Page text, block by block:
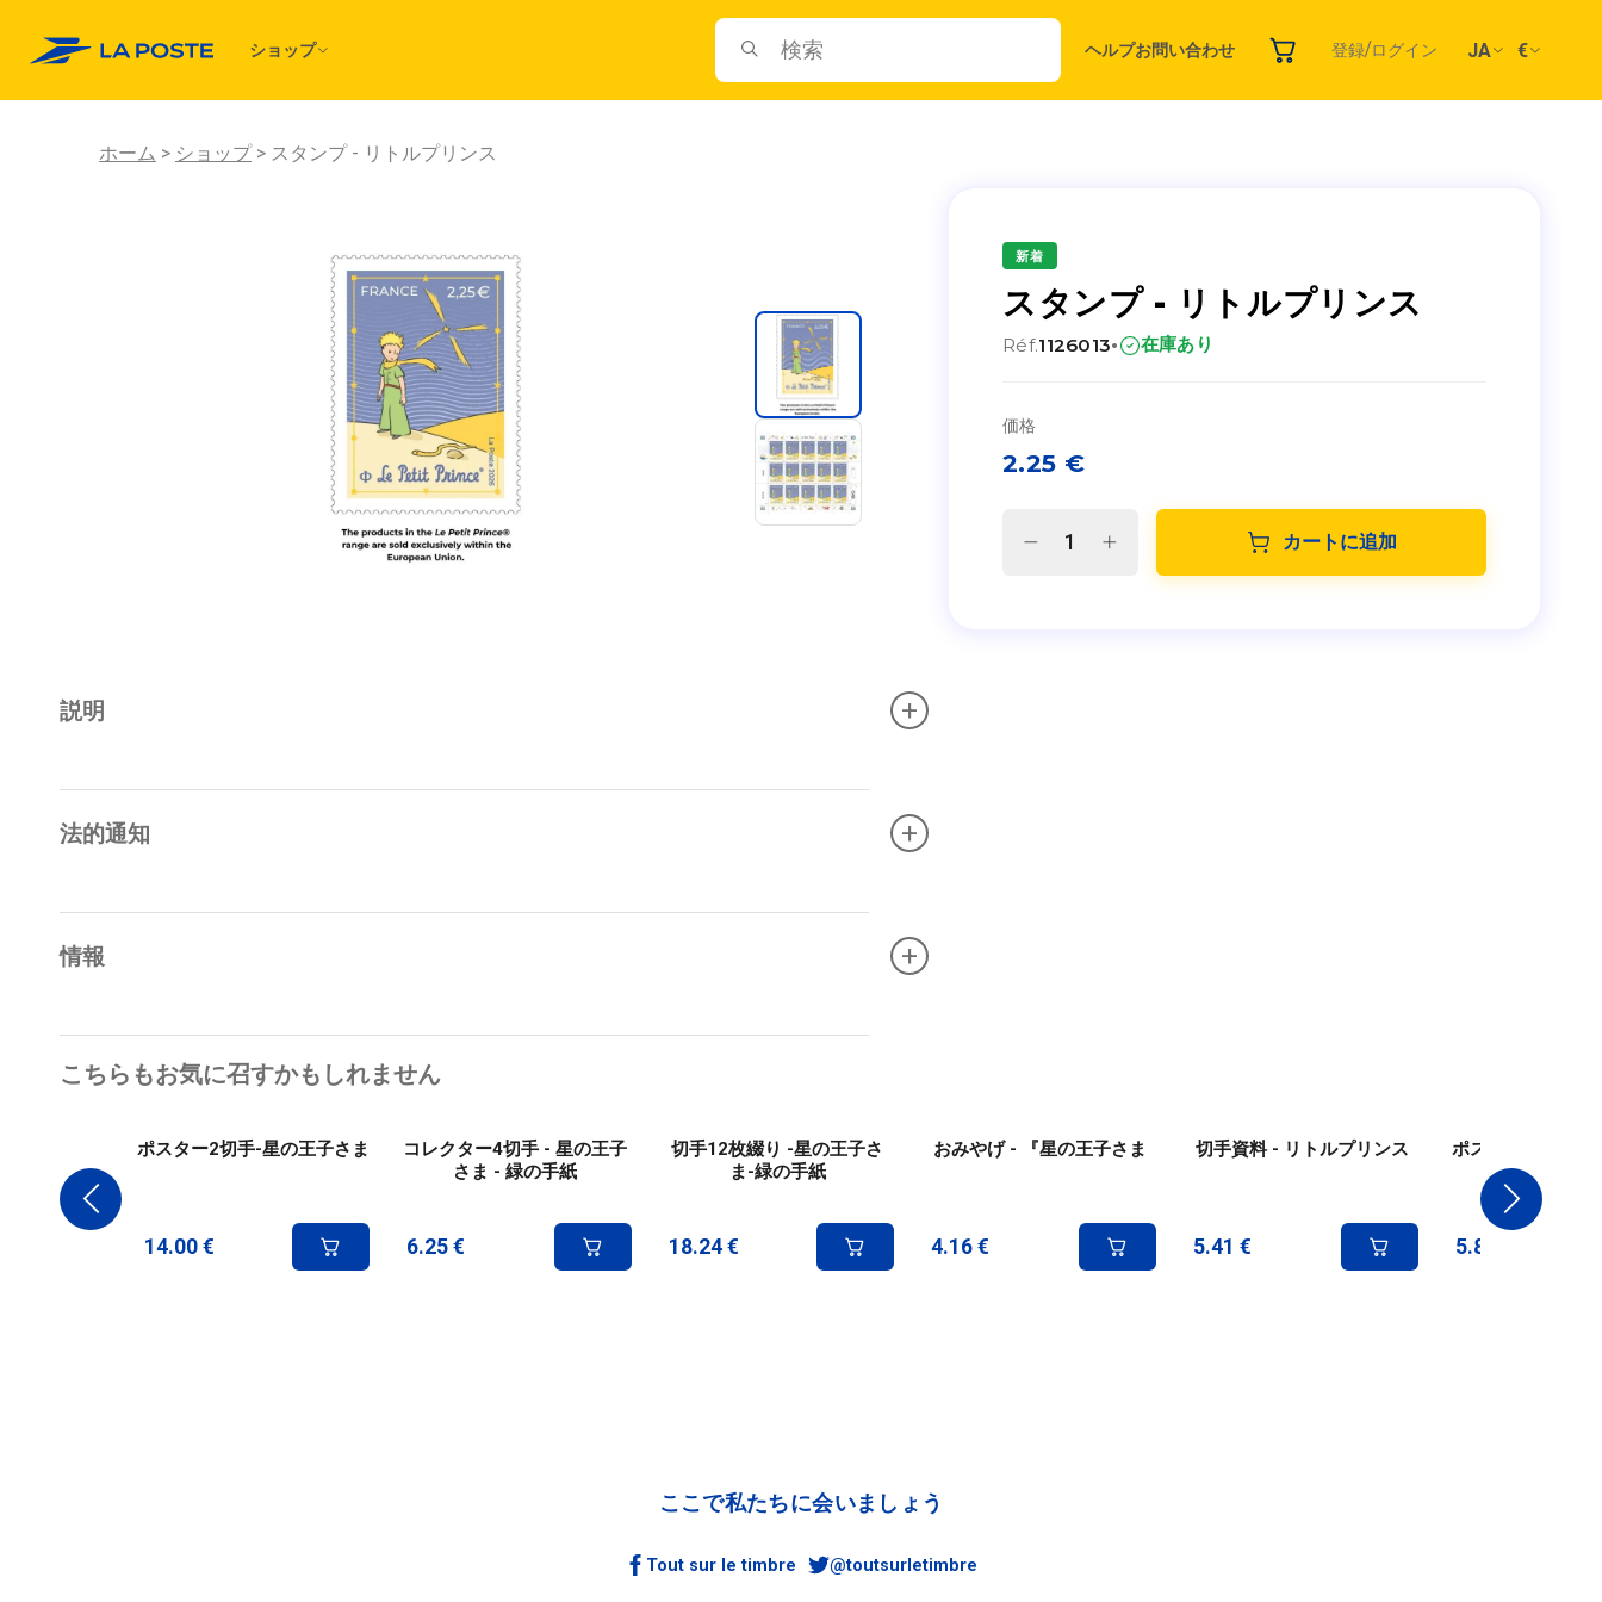
ショップ ヘルプお問い合わせ 登録/ログイン JA €
ホーム ショップ スタンプ - リトルプリンス
新着
スタンプ - リトルプリンス
Réf.1126013· 在庫あり
価格
2.25 €
カートに追加
説明 +
法的通知 +
情報 +
こちらもお気に召すかもしれません
ポスター2切手-星の王子さま
14.00 €
コレクター4切手 - 星の王子
さま - 緑の手紙
6.25 €
切手12枚綴り -星の王子さ
ま-緑の手紙
18.24 €
おみやげ - 『星の王子さま
4.16 €
切手資料 - リトルプリンス
5.41 €
ポストカード4枚
トルプリ
5.83
ここで私たちに会いましょう
Tout sur le timbre @toutsurletimbre